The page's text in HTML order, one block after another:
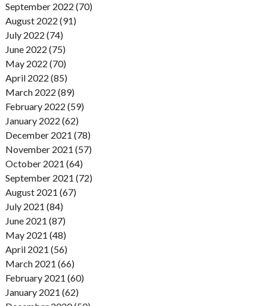
September 2022 (70)
August 2022 (91)
July 2022 (74)
June 2022 (75)
May 2022 (70)
April 2022 (85)
March 2022 (89)
February 2022 (59)
January 2022 (62)
December 2021 (78)
November 2021 (57)
October 2021 (64)
September 2021 (72)
August 2021 (67)
July 2021 (84)
June 2021 (87)
May 2021 (48)
April 2021 (56)
March 2021 (66)
February 2021 (60)
January 2021 (62)